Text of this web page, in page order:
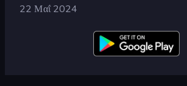
22 Μαΐ 2024